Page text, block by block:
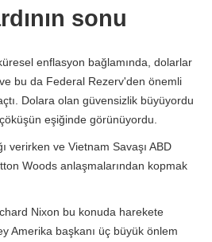
sonu
enflasyon bağlamında, dolarlar
bu da Federal Rezerv'den önemli
Dolara olan güvensizlik büyüyordu
eşiğinde görünüyordu.
verirken ve Vietnam Savaşı ABD
Woods anlaşmalarından kopmak
Nixon bu konuda harekete
Amerika başkanı üç büyük önlem